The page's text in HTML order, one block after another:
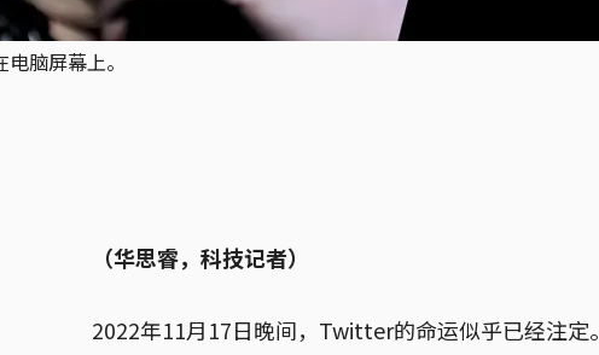
脑屏幕上。
（华思睿，科技记者）
2022年11月17日晚间，Twitter的命运似乎已经注定。